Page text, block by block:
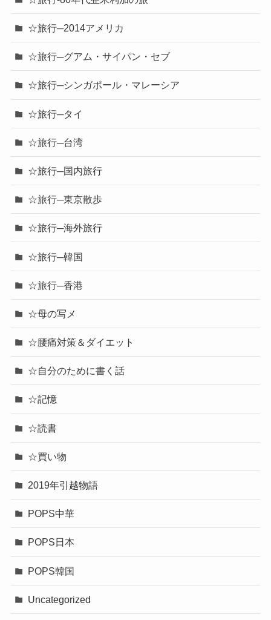
☆旅行─2014アメリカ
☆旅行─グアム・サイパン・セブ
☆旅行─シンガポール・マレーシア
☆旅行─タイ
☆旅行─台湾
☆旅行─国内旅行
☆旅行─東京散歩
☆旅行─海外旅行
☆旅行─韓国
☆旅行─香港
☆母の写メ
☆腰痛対策＆ダイエット
☆自分のために書く話
☆記憶
☆読書
☆買い物
2019年引越物語
POPS中華
POPS日本
POPS韓国
Uncategorized